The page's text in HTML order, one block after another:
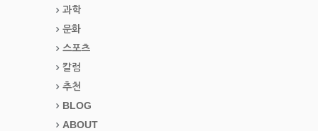
과학
문화
스포츠
칼럼
추천
BLOG
ABOUT